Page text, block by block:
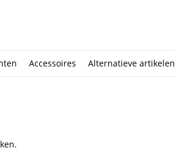
Accessoires Alternatieve artikelen